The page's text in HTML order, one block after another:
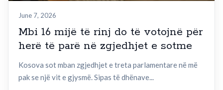
June 7, 2026
Mbi 16 mijë të rinj do të votojnë për
herë të parë në zgjedhjet e sotme
Kosova sot mban zgjedhjet e treta parlamentare në më
pak se një vit e gjysmë. Sipas të dhënave...